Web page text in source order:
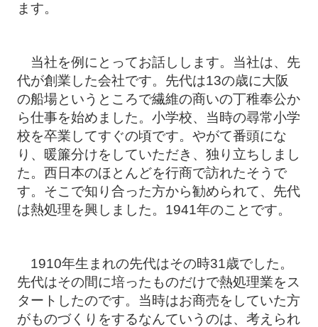
ます。
当社を例にとってお話しします。当社は、先
代が創業した会社です。先代は13の歳に大阪
の船場というところで繊維の商いの丁稚奉公か
ら仕事を始めました。小学校、当時の尋常小学
校を卒業してすぐの頃です。やがて番頭にな
り、暖簾分けをしていただき、独り立ちしまし
た。西日本のほとんどを行商で訪れたそうで
す。そこで知り合った方から勧められて、先代
は熱処理を興しました。1941年のことです。
1910年生まれの先代はその時31歳でした。
先代はその間に培ったものだけで熱処理業をス
タートしたのです。当時はお商売をしていた方
がものづくりをするなんていうのは、考えられ